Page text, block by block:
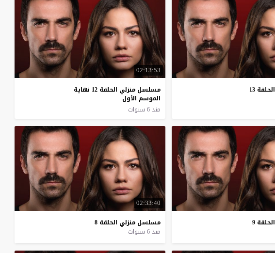
الحلقة 13
02:13:53
مسلسل منزلي الحلقة 12 نهاية
الموسم الأول
منذ 6 سنوات
الحلقة 9
02:33:40
مسلسل منزلي الحلقة 8
منذ 6 سنوات